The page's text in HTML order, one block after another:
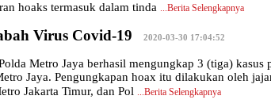
hoaks termasuk dalam tinda ...Berita Selengkapnya
Virus Covid-19 2020-03-30 17:04:52
Metro Jaya berhasil mengungkap 3 (tiga)
Jaya. Pengungkapan hoax itu dilakukan oleh
Jakarta Timur, dan Pol ...Berita Selengkapnya